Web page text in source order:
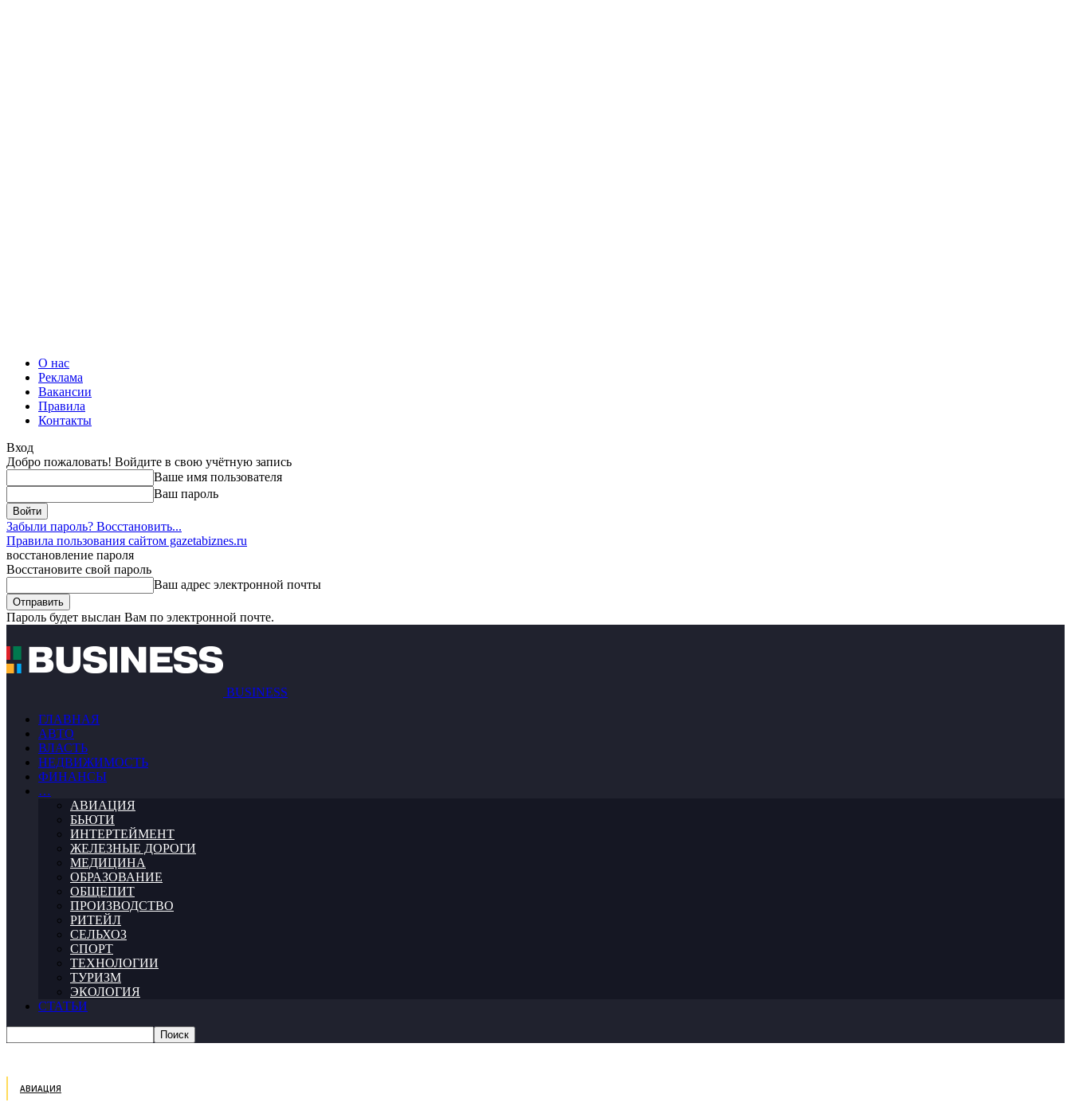
О нас
Реклама
Вакансии
Правила
Контакты
Вход
Добро пожаловать! Войдите в свою учётную запись
Ваше имя пользователя
Ваш пароль
Забыли пароль? Восстановить...
Правила пользования сайтом gazetabiznes.ru
восстановление пароля
Восстановите свой пароль
Ваш адрес электронной почты
Пароль будет выслан Вам по электронной почте.
BUSINESS
ГЛАВНАЯ
АВТО
ВЛАСТЬ
НЕДВИЖИМОСТЬ
ФИНАНСЫ
…
АВИАЦИЯ
БЬЮТИ
ИНТЕРТЕЙМЕНТ
ЖЕЛЕЗНЫЕ ДОРОГИ
МЕДИЦИНА
ОБРАЗОВАНИЕ
ОБЩЕПИТ
ПРОИЗВОДСТВО
РИТЕЙЛ
СЕЛЬХОЗ
СПОРТ
ТЕХНОЛОГИИ
ТУРИЗМ
ЭКОЛОГИЯ
СТАТЬИ
АВИАЦИЯ